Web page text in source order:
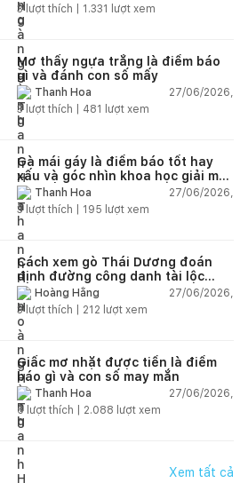
3lượt thích | 1.331 lượt xem
Mơ thấy ngựa trắng là điềm báo
gì và đánh con số mấy
Thanh Hoa
27/06/2026,
3lượt thích | 481 lượt xem
Gà mái gáy là điềm báo tốt hay
xấu và góc nhìn khoa học giải mã
chi tiết
Thanh Hoa
27/06/2026,
3lượt thích | 195 lượt xem
Cách xem gò Thái Dương đoán
định đường công danh tài lộc
theo nhân tướng học
Hoàng Hằng
27/06/2026,
3lượt thích | 212 lượt xem
Giấc mơ nhặt được tiền là điềm
báo gì và con số may mắn
Thanh Hoa
27/06/2026,
6 lượt thích | 2.088 lượt xem
Xem tất cả